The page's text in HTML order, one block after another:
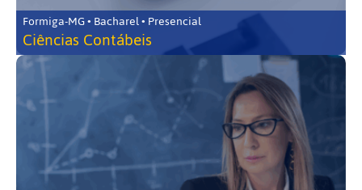
Formiga-MG • Bacharel • Presencial
Ciências Contábeis